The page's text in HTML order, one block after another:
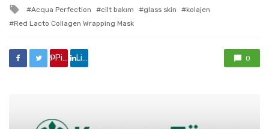
ile
etkilendi
Acqua Perfection cilt bakım glass skin
kolajen
Red Lacto Collagen Wrapping Mask
Pinterest'de paylaş Linkedin'de paylaş 0